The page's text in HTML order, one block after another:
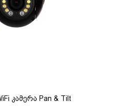
კამერა Pan & Tilt